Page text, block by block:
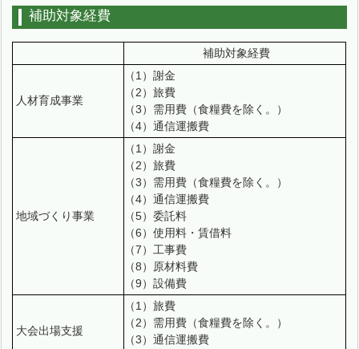
補助対象経費
補助対象経費
人材育成事業
（1）謝金
（2）旅費
（3）需用費（食糧費を除く。）
（4）通信運搬費
地域づくり事業
（1）謝金
（2）旅費
（3）需用費（食糧費を除く。）
（4）通信運搬費
（5）委託料
（6）使用料・賃借料
（7）工事費
（8）原材料費
（9）設備費
大会出場支援
（1）旅費
（2）需用費（食糧費を除く。）
（3）通信運搬費